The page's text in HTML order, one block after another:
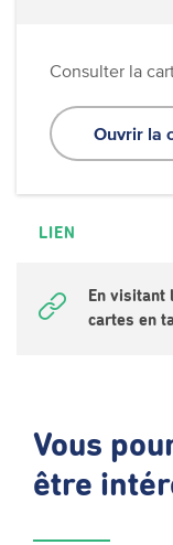
Consulter la
Ouvrir la
LIEN
En visitant
cartes en
Vous
être